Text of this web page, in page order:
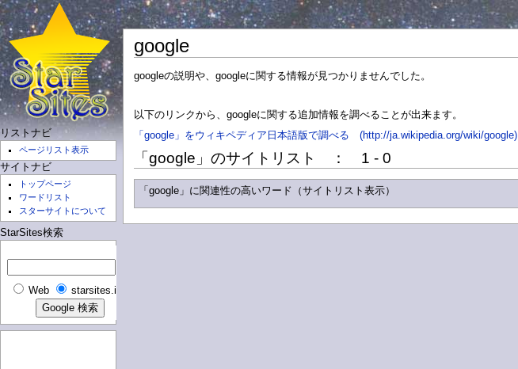
google
googleの説明や、googleに関する情報が見つかりませんでした。
以下のリンクから、googleに関する追加情報を調べることが出来ます。
「google」をウィキペディア日本語版で調べる (http://ja.wikipedia.org/wiki/google)
「google」のサイトリスト ： 1 - 0
「google」に関連性の高いワード（サイトリスト表示）
リストナビ
ページリスト表示
サイトナビ
トップページ
ワードリスト
スターサイトについて
StarSites検索
Web starsites.info